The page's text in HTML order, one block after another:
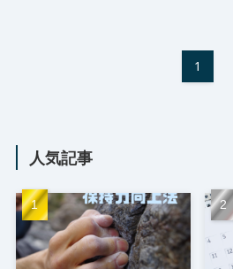
1
人気記事